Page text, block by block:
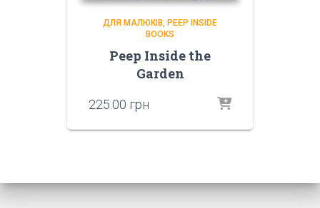
ДЛЯ МАЛЮКІВ
PEEP INSIDE
BOOKS
Peep Inside the
Garden
225.00 грн